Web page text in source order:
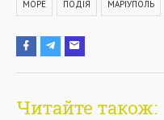
МОРЕ ПОДІЯ МАРІУПОЛЬ
Читайте також: